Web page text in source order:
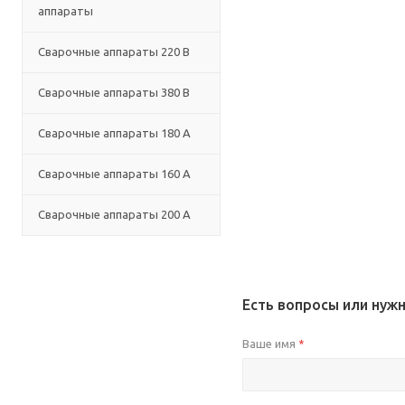
аппараты
Сварочные аппараты 220 В
Сварочные аппараты 380 В
Сварочные аппараты 180 А
Сварочные аппараты 160 А
Сварочные аппараты 200 А
Есть вопросы или
Ваше имя *